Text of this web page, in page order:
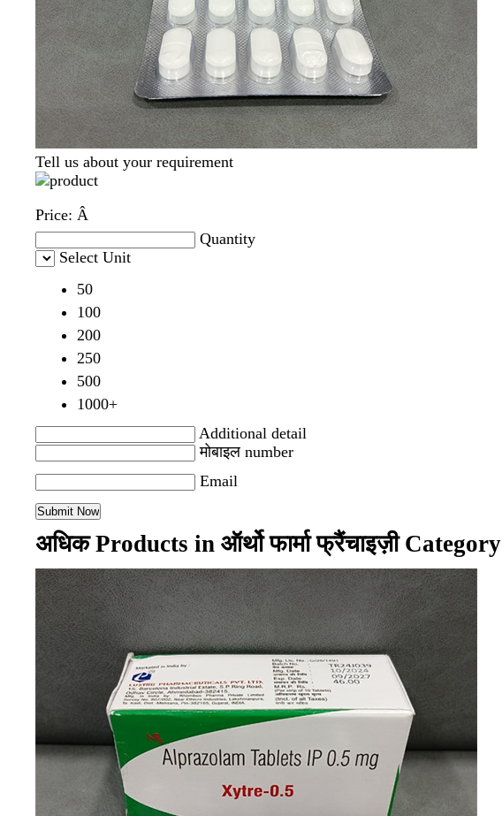
Tell us about your requirement
Price: Â
Quantity
Select Unit
50
100
200
250
500
1000+
Additional detail
मोबाइल number
Email
अधिक Products in ऑर्थो फार्मा फ्रैंचाइज़ी Category